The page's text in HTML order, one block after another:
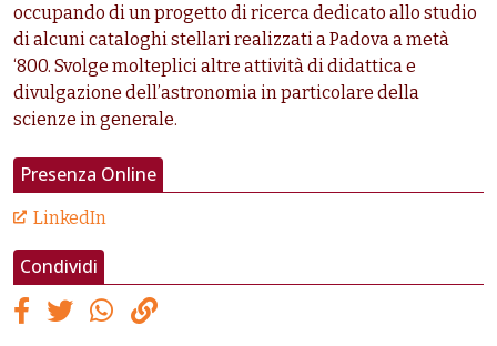
occupando di un progetto di ricerca dedicato allo studio
di alcuni cataloghi stellari realizzati a Padova a metà
‘800. Svolge molteplici altre attività di didattica e
divulgazione dell’astronomia in particolare della
scienze in generale.
Presenza Online
LinkedIn
Condividi